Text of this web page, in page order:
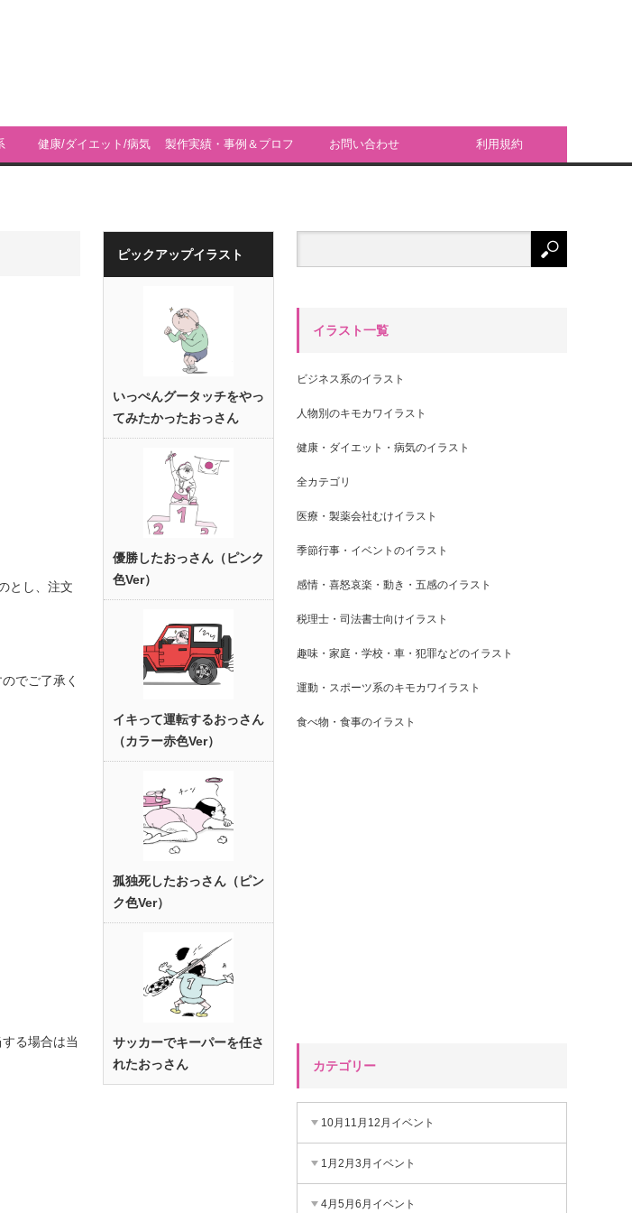
健康/ダイエット/病気 製作実績・事例＆プロフ お問い合わせ 利用規約
とし、注文
でご了承く
る場合は当
ピックアップイラスト
いっぺんグータッチをやっ
てみたかったおっさん
優勝したおっさん（ピンク
色Ver）
イキって運転するおっさん
（カラー赤色Ver）
孤独死したおっさん（ピン
ク色Ver）
サッカーでキーパーを任さ
れたおっさん
イラスト一覧
ビジネス系のイラスト
人物別のキモカワイラスト
健康・ダイエット・病気のイラスト
全カテゴリ
医療・製薬会社むけイラスト
季節行事・イベントのイラスト
感情・喜怒哀楽・動き・五感のイラスト
税理士・司法書士向けイラスト
趣味・家庭・学校・車・犯罪などのイラスト
運動・スポーツ系のキモカワイラスト
食べ物・食事のイラスト
カテゴリー
10月11月12月イベント
1月2月3月イベント
4月5月6月イベント